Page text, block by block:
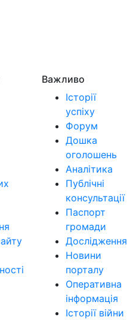
Важливо
Історії
успіху
Форум
Дошка
оголошень
Аналітика
Публічні
консультації
Паспорт
громади
Дослідження
Новини
порталу
Оперативна
інформація
Історії війни